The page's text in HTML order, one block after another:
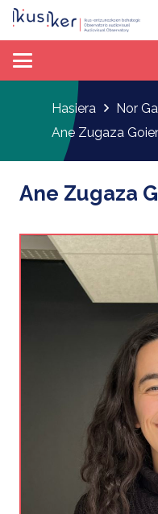
Hasiera Nor
Ane Zugaza
Ane Zugaza